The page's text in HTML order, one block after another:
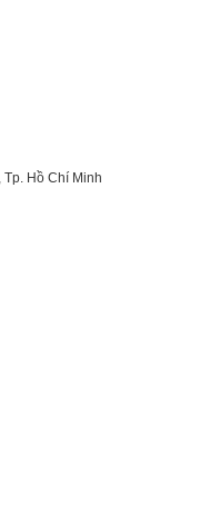
Hồ Chí Minh